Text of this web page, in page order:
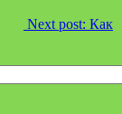
Next post: Как